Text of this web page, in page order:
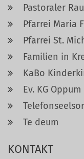
Pastoraler
Pfarrei Maria
Pfarrei St.
Familien in
KaBo
Ev. KG Oppum
Te deum
KONTAKT